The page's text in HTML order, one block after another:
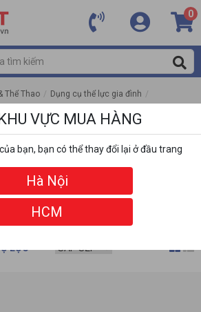
0
Thể Thao / Dụng cụ thể lực gia đình /
LỌC
VỰC MUA HÀNG
bạn, bạn có thể thay đổi lại ở đầu trang
Hà Nội
HCM